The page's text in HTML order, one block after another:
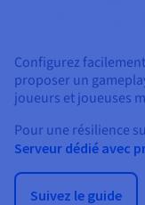
Configurez
proposer un
joueurs et joueuses
Pour une résilience
Serveur dédié avec
Suivez le guide